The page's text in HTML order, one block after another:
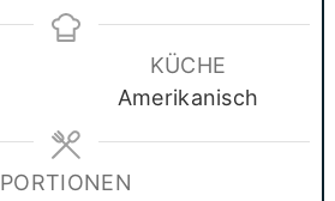
KÜCHE
Amerikanisch
PORTIONEN